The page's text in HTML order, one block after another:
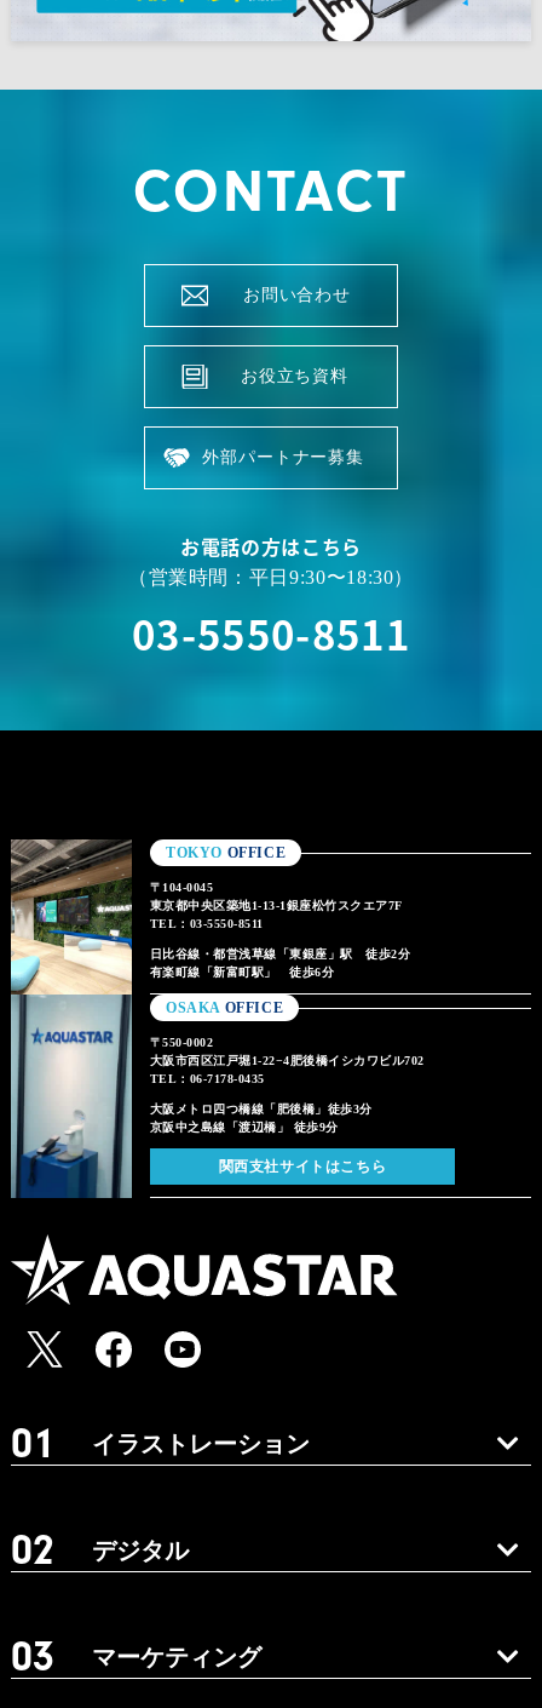
CONTACT
お問い合わせ
お役立ち資料
外部パートナー募集
お電話の方はこちら
（営業時間：平日9:30〜18:30）
03-5550-8511
TOKYO OFFICE
〒104-0045
東京都中央区築地1-13-1銀座松竹スクエア7F
TEL：03-5550-8511
日比谷線・都営浅草線「東銀座」駅 徒歩2分
有楽町線「新富町駅」 徒歩6分
OSAKA OFFICE
〒550-0002
大阪市西区江戸堀1-22−4肥後橋イシカワビル702
TEL：06-7178-0435
大阪メトロ四つ橋線「肥後橋」徒歩3分
京阪中之島線「渡辺橋」 徒歩9分
関西支社サイトはこちら
イラストレーション
デジタル
マーケティング